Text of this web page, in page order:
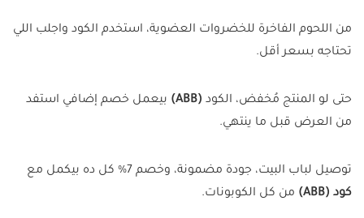
من اللحوم الفاخرة للخضروات العضوية، استخدم الكود واجلب اللي
تحتاجه بسعر أقل.
حتى لو المنتج مُخفض، الكود (ABB)
بيعمل خصم إضافي استفد
من العرض قبل ما ينتهي.
توصيل لباب البيت، جودة مضمونة، وخصم 7% كل ده بيكمل مع
كود (ABB)
من كل الكوبونات.